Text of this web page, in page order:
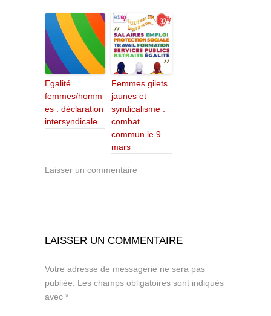
Egalité
femmes/homm
es : déclaration
intersyndicale
Femmes gilets
jaunes et
syndicalisme :
combat
commun le 9
mars
Laisser un commentaire
LAISSER UN COMMENTAIRE
Votre adresse de messagerie ne sera pas
publiée. Les champs obligatoires sont indiqués
avec *